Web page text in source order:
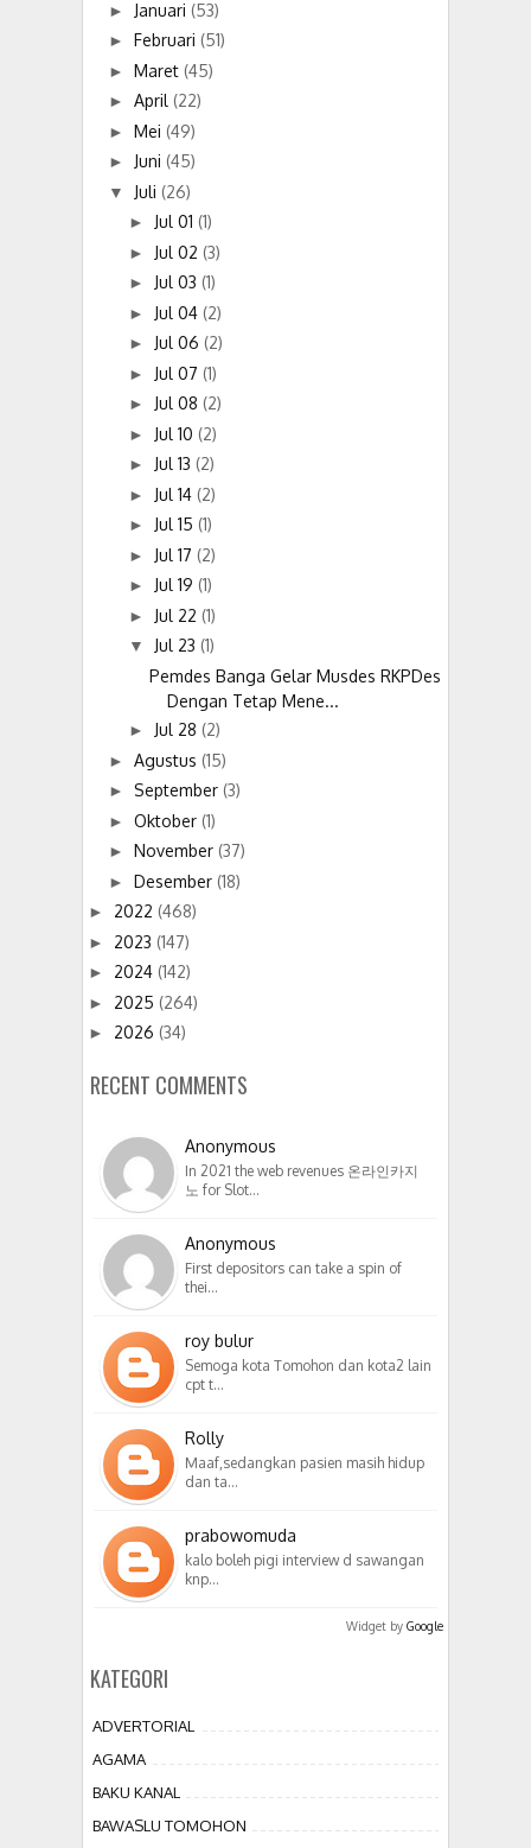
► Januari (53)
► Februari (51)
► Maret (45)
► April (22)
► Mei (49)
► Juni (45)
▼ Juli (26)
► Jul 01 (1)
► Jul 02 (3)
► Jul 03 (1)
► Jul 04 (2)
► Jul 06 (2)
► Jul 07 (1)
► Jul 08 (2)
► Jul 10 (2)
► Jul 13 (2)
► Jul 14 (2)
► Jul 15 (1)
► Jul 17 (2)
► Jul 19 (1)
► Jul 22 (1)
▼ Jul 23 (1)
Pemdes Banga Gelar Musdes RKPDes
Dengan Tetap Mene...
► Jul 28 (2)
► Agustus (15)
► September (3)
► Oktober (1)
► November (37)
► Desember (18)
► 2022 (468)
► 2023 (147)
► 2024 (142)
► 2025 (264)
► 2026 (34)
RECENT COMMENTS
Anonymous
In 2021 the web revenues 온라인카지
노 for Slot…
Anonymous
First depositors can take a spin of
thei…
roy bulur
Semoga kota Tomohon dan kota2 lain
cpt t…
Rolly
Maaf,sedangkan pasien masih hidup
dan ta…
prabowomuda
kalo boleh pigi interview d sawangan
knp…
Widget by Google
KATEGORI
ADVERTORIAL
AGAMA
BAKU KANAL
BAWASLU TOMOHON